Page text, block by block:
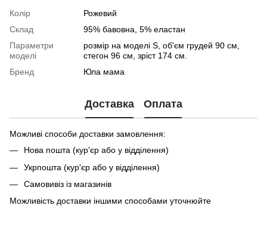
Колір
Рожевий
Склад
95% бавовна, 5% еластан
Параметри
моделі
розмір на моделі S, об'єм грудей 90 см,
стегон 96 см, зріст 174 см.
Бренд
Юла мама
Доставка Оплата
Можливі способи доставки замовлення:
Нова пошта (кур'єр або у відділення)
Укрпошта (кур'єр або у відділення)
Самовивіз із магазинів
Можливість доставки іншими способами уточнюйте